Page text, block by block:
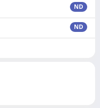
ND
ND